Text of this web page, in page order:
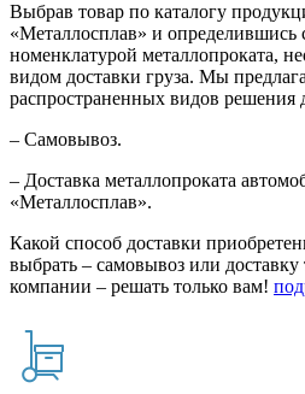
Выбрав товар по каталогу
«Металлосплав» и определившись
номенклатурой металлопроката,
видом доставки груза. Мы
распространенных видов решения
– Самовывоз.
– Доставка металлопроката
«Металлосплав».
Какой способ доставки
выбрать – самовывоз или
компании – решать только вам!